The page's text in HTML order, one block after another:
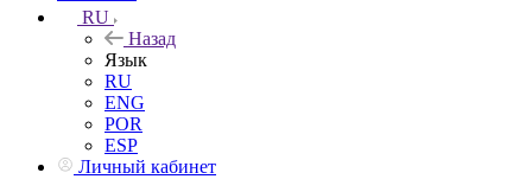
RU
Назад
Язык
RU
ENG
POR
ESP
Личный кабинет